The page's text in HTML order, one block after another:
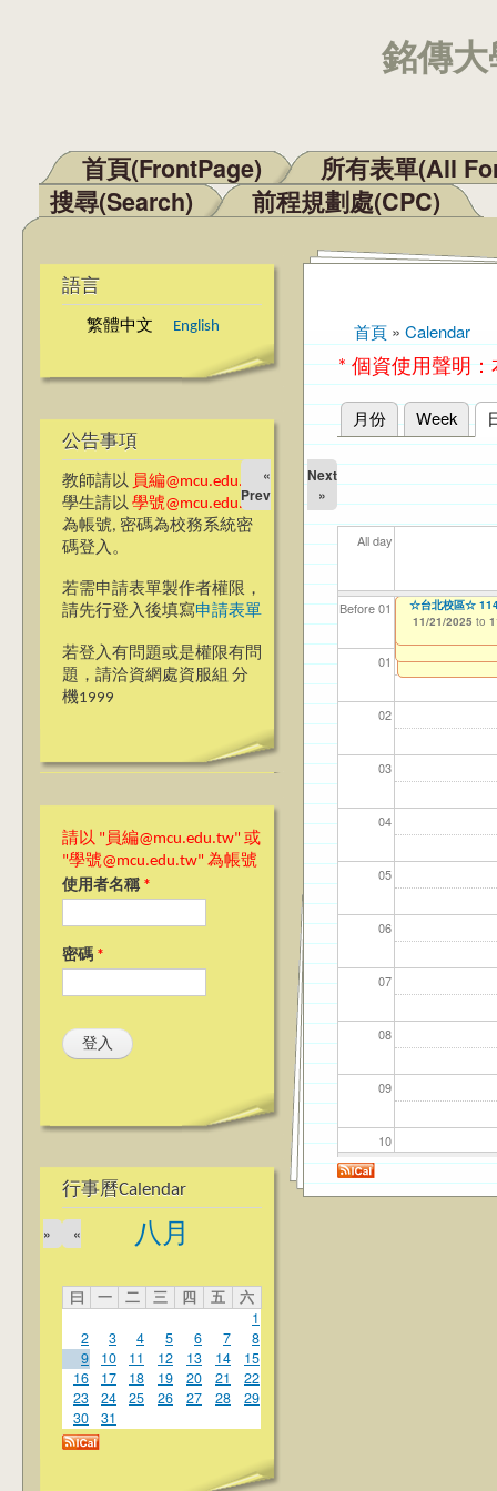
銘傳
主選單
首頁(FrontPage)
所有表單(All
搜尋(Search)
前程規劃處(CPC)
語言
繁體中文 English
公告事項
教師請以 員編@mcu.edu.tw
學生請以 學號@mcu.edu.tw
為帳號, 密碼為校務系統密
碼登入。
若需申請表單製作者權限，
請先行登入後填寫申請表單
若登入有問題或是權限有問
題，請洽資網處資服組 分
機1999
請以 "員編@mcu.edu.tw" 或
"學號@mcu.edu.tw" 為帳號
使用者名稱 *
密碼 *
行事曆Calendar
八月
«
»
曰 一 二 三 四 五
六
1
2
3 4 5 6 7
8
9
10 11 12 13 14
15
16
17 18 19 20 21
22
23
24 25 26 27 28
29
30
31
您在這裡
首頁 » Calendar
* 個資使用聲明
主要索引標籤
月份 Week
«
Prev
Next
»
All day
Before 01
01
02
03
04
05
06
07
08
09
10
11
【資網處】
整合系統～表單
【財務處】工讀
11/12/2021 to
【財務處】漏打
錄
114
04/
114
02/
114
03/
【學
07/
114
09/
【教學暨學習資
會學嗎？」
☆台北校區☆
11/21/2025 to